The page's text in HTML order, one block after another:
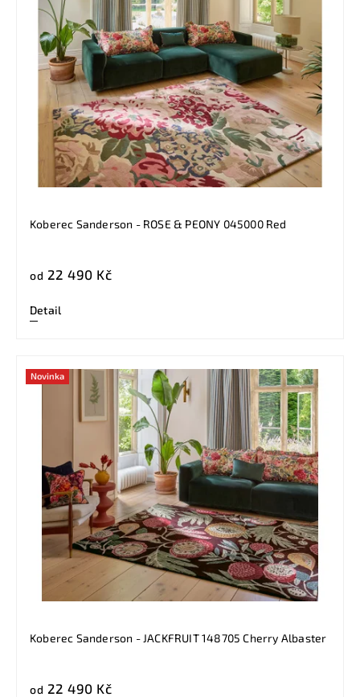
Koberec Sanderson - ROSE & PEONY 045000 Red
od 22 490 Kč
Detail
Novinka
Koberec Sanderson - JACKFRUIT 148705 Cherry Albaster
od 22 490 Kč